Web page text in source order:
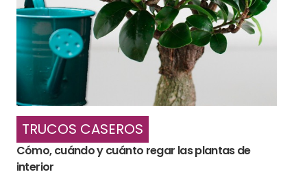
TRUCOS CASEROS
Cómo, cuándo y cuánto regar las plantas de
interior